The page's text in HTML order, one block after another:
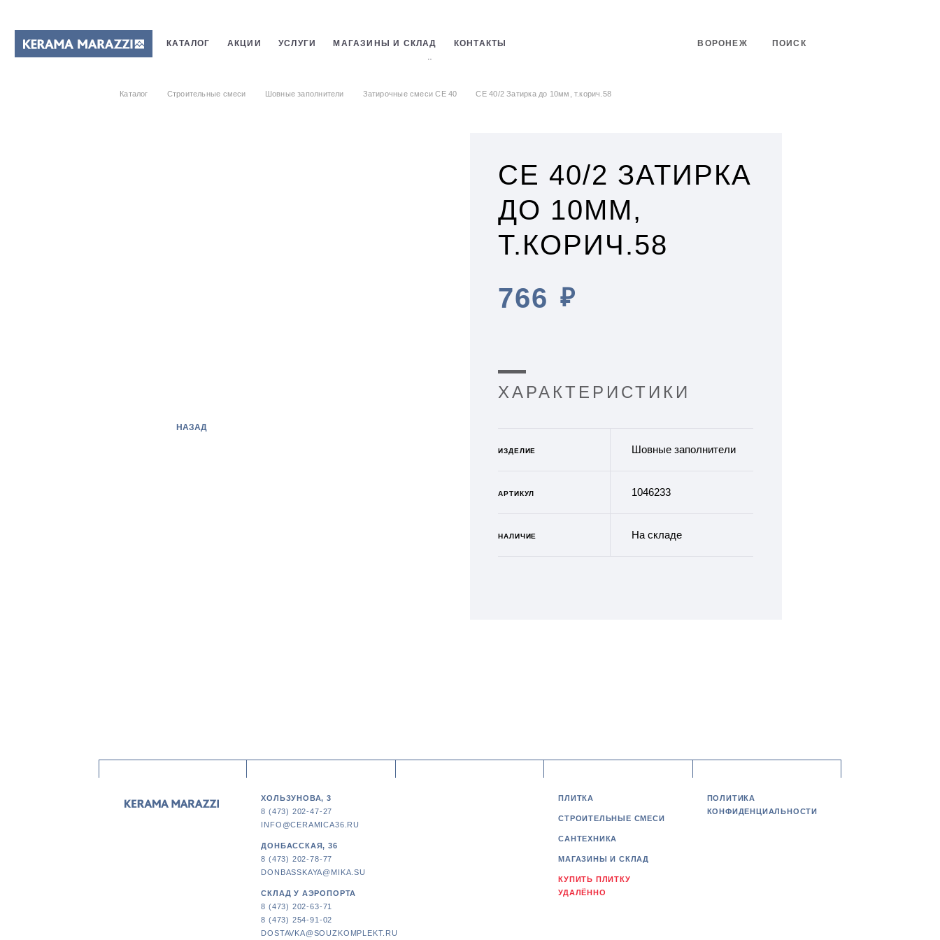
КАТАЛОГ АКЦИИ УСЛУГИ МАГАЗИНЫ И СКЛАД КОНТАКТЫ
Каталог Строительные смеси Шовные заполнители Затирочные смеси CE 40 СЕ 40/2 Затирка до 10мм, т.корич.58
ПОИСК
ВОРОНЕЖ
НАЗАД
СЕ 40/2 ЗАТИРКА
ДО 10ММ,
Т.КОРИЧ.58
766 ₽
ХАРАКТЕРИСТИКИ
ИЗДЕЛИЕ Шовные заполнители
АРТИКУЛ 1046233
НАЛИЧИЕ На складе
ХОЛЬЗУНОВА, 3
8 (473) 202-47-27
INFO@CERAMICA36.RU
ДОНБАССКАЯ, 36
8 (473) 202-78-77
DONBASSKAYA@MIKA.SU
СКЛАД У АЭРОПОРТА
8 (473) 202-63-71
8 (473) 254-91-02
DOSTAVKA@SOUZKOMPLEKT.RU
ПЛИТКА
СТРОИТЕЛЬНЫЕ СМЕСИ
САНТЕХНИКА
МАГАЗИНЫ И СКЛАД
КУПИТЬ ПЛИТКУ
УДАЛЁННО
ПОЛИТИКА
КОНФИДЕНЦИАЛЬНОСТИ